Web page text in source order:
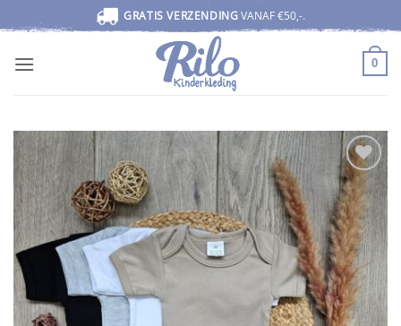
naar
inhoud
GRATIS VERZENDINGVANAF €50,-.
0
Toevoegen
aan
wenslijst